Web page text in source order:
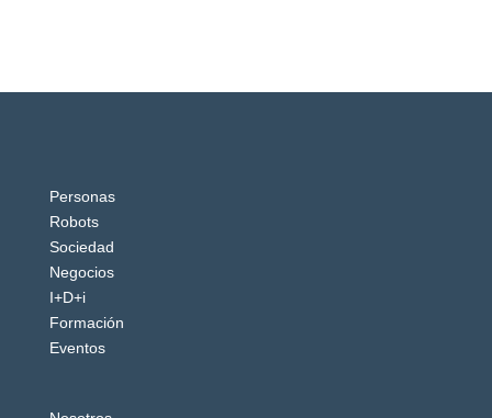
Personas
Robots
Sociedad
Negocios
I+D+i
Formación
Eventos